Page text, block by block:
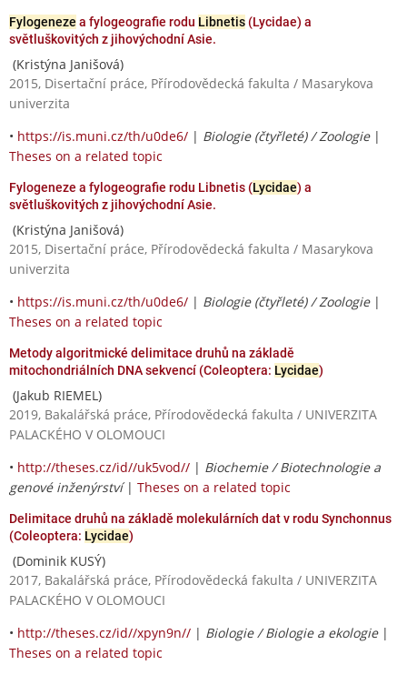
Fylogeneze a fylogeografie rodu Libnetis (Lycidae) a
světluškovitých z jihovýchodní Asie.
(Kristýna Janišová)
2015, Disertační práce, Přírodovědecká fakulta / Masarykova
univerzita
• https://is.muni.cz/th/u0de6/ | Biologie (čtyřleté) / Zoologie|
Theses on a related topic
Fylogeneze a fylogeografie rodu Libnetis (Lycidae) a
světluškovitých z jihovýchodní Asie.
(Kristýna Janišová)
2015, Disertační práce, Přírodovědecká fakulta / Masarykova
univerzita
• https://is.muni.cz/th/u0de6/ | Biologie (čtyřleté) / Zoologie|
Theses on a related topic
Metody algoritmické delimitace druhů na základě
mitochondriálních DNA sekvencí (Coleoptera: Lycidae)
(Jakub RIEMEL)
2019, Bakalářská práce, Přírodovědecká fakulta / UNIVERZITA
PALACKÉHO V OLOMOUCI
• http://theses.cz/id//uk5vod// | Biochemie / Biotechnologie a
genové inženýrství| Theses on a related topic
Delimitace druhů na základě molekulárních dat v rodu Synchonnus
(Coleoptera: Lycidae)
(Dominik KUSÝ)
2017, Bakalářská práce, Přírodovědecká fakulta / UNIVERZITA
PALACKÉHO V OLOMOUCI
• http://theses.cz/id//xpyn9n// | Biologie / Biologie a ekologie|
Theses on a related topic